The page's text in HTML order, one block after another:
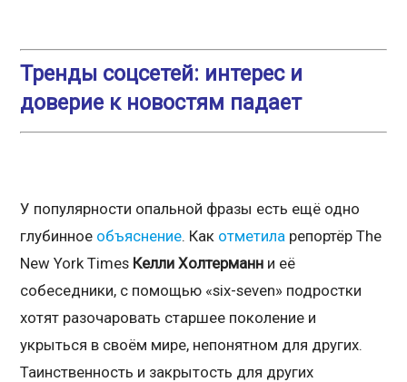
Тренды соцсетей: интерес и
доверие к новостям падает
У популярности опальной фразы есть ещё одно
глубинное объяснение. Как отметила репортёр The
New York Times Келли Холтерманн и её
собеседники, с помощью «six-seven» подростки
хотят разочаровать старшее поколение и
укрыться в своём мире, непонятном для других.
Таинственность и закрытость для других